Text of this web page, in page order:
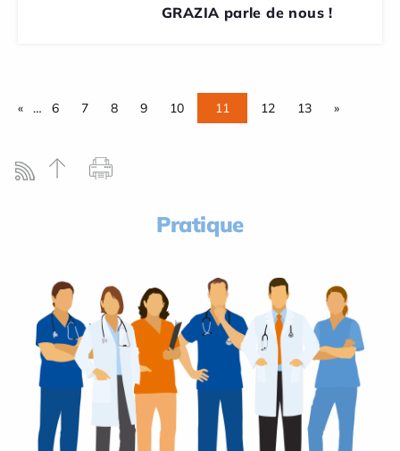
GRAZIA parle de nous !
« … 6 7 8 9 10 11 12 13 »
Pratique